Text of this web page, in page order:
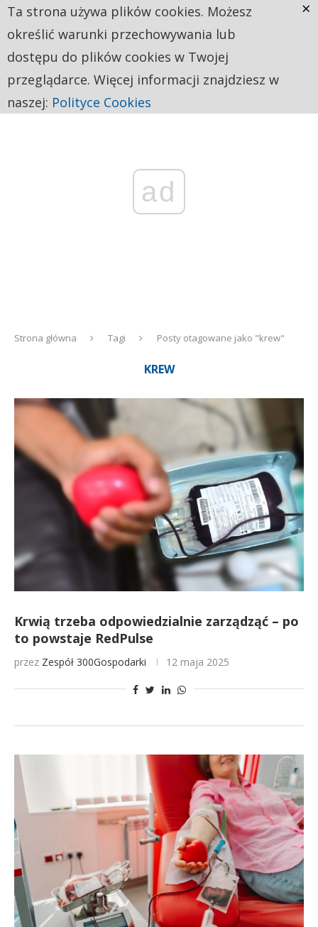
ad
Strona główna Tagi Posty otagowane jako "krew"
KREW
Krwią trzeba odpowiedzialnie zarządząć – po
to powstaje RedPulse
przez Zespół 300Gospodarki 12 maja 2025
Ta strona używa plików cookies. Możesz
określić warunki przechowywania lub
dostępu do plików cookies w Twojej
przeglądarce. Więcej informacji znajdziesz w
naszej: Polityce Cookies
×